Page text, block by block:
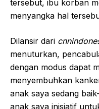
tersebut, ibu korban
menyangka hal
Dilansir dari
menuturkan,
dengan modus dapat
menyembuhkan
anak saya sedang
anak saya inisiatif